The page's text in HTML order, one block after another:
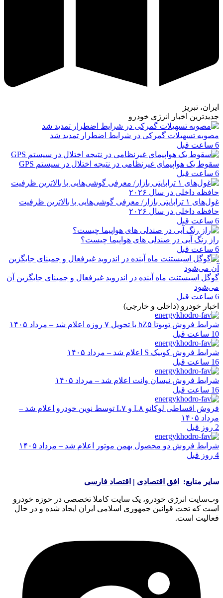
ایران، تبریز
جدیدترین اخبار انرژی خودرو
مصوبه تسهیلات گمرکی در شرایط اضطرار تمدید شد
6 ساعت قبل
سقوط یک هواپیمای غیرنظامی در نتیجه اختلال در سیستم‌ GPS
6 ساعت قبل
غول‌های ۱ ترابایتی بازار/ معرفی گوشی‌هایی با بالاترین ظرفیت
حافظه داخلی در سال ۲۰۲۶
6 ساعت قبل
راز رنگ آبی در صندلی های هواپیما چیست؟
6 ساعت قبل
گوگل اسیستنت ماه آینده در اندروید غیرفعال و جمینای جایگزین آن
می‌شود
6 ساعت قبل
اخبار خودرو (داخلی و خارجی)
شرایط فروش تویوتا bZ۵ با تحویل ۷ روزه اعلام شد – مرداد ۱۴۰۵
10 ساعت قبل
شرایط فروش کوییک S اعلام شد – مرداد ۱۴۰۵
16 ساعت قبل
شرایط فروش نیسان وانت اعلام شد – مرداد ۱۴۰۵
16 ساعت قبل
فروش اقساطی لوکانو L۸ و L۷ توسط نوین خودرو اعلام شد –
مرداد ۱۴۰۵
2 روز قبل
شرایط فروش دو محصول بهمن موتور اعلام شد – مرداد ۱۴۰۵
4 روز قبل
سایر منابع: افق اقتصادی | اقتصاد فارسی
وب‌سایت انرژی خودرو، یک سایت کاملا تخصصی در حوزه خودرو
است که تحت قوانین جمهوری اسلامی ایران ایجاد شده و در حال
فعالیت است.